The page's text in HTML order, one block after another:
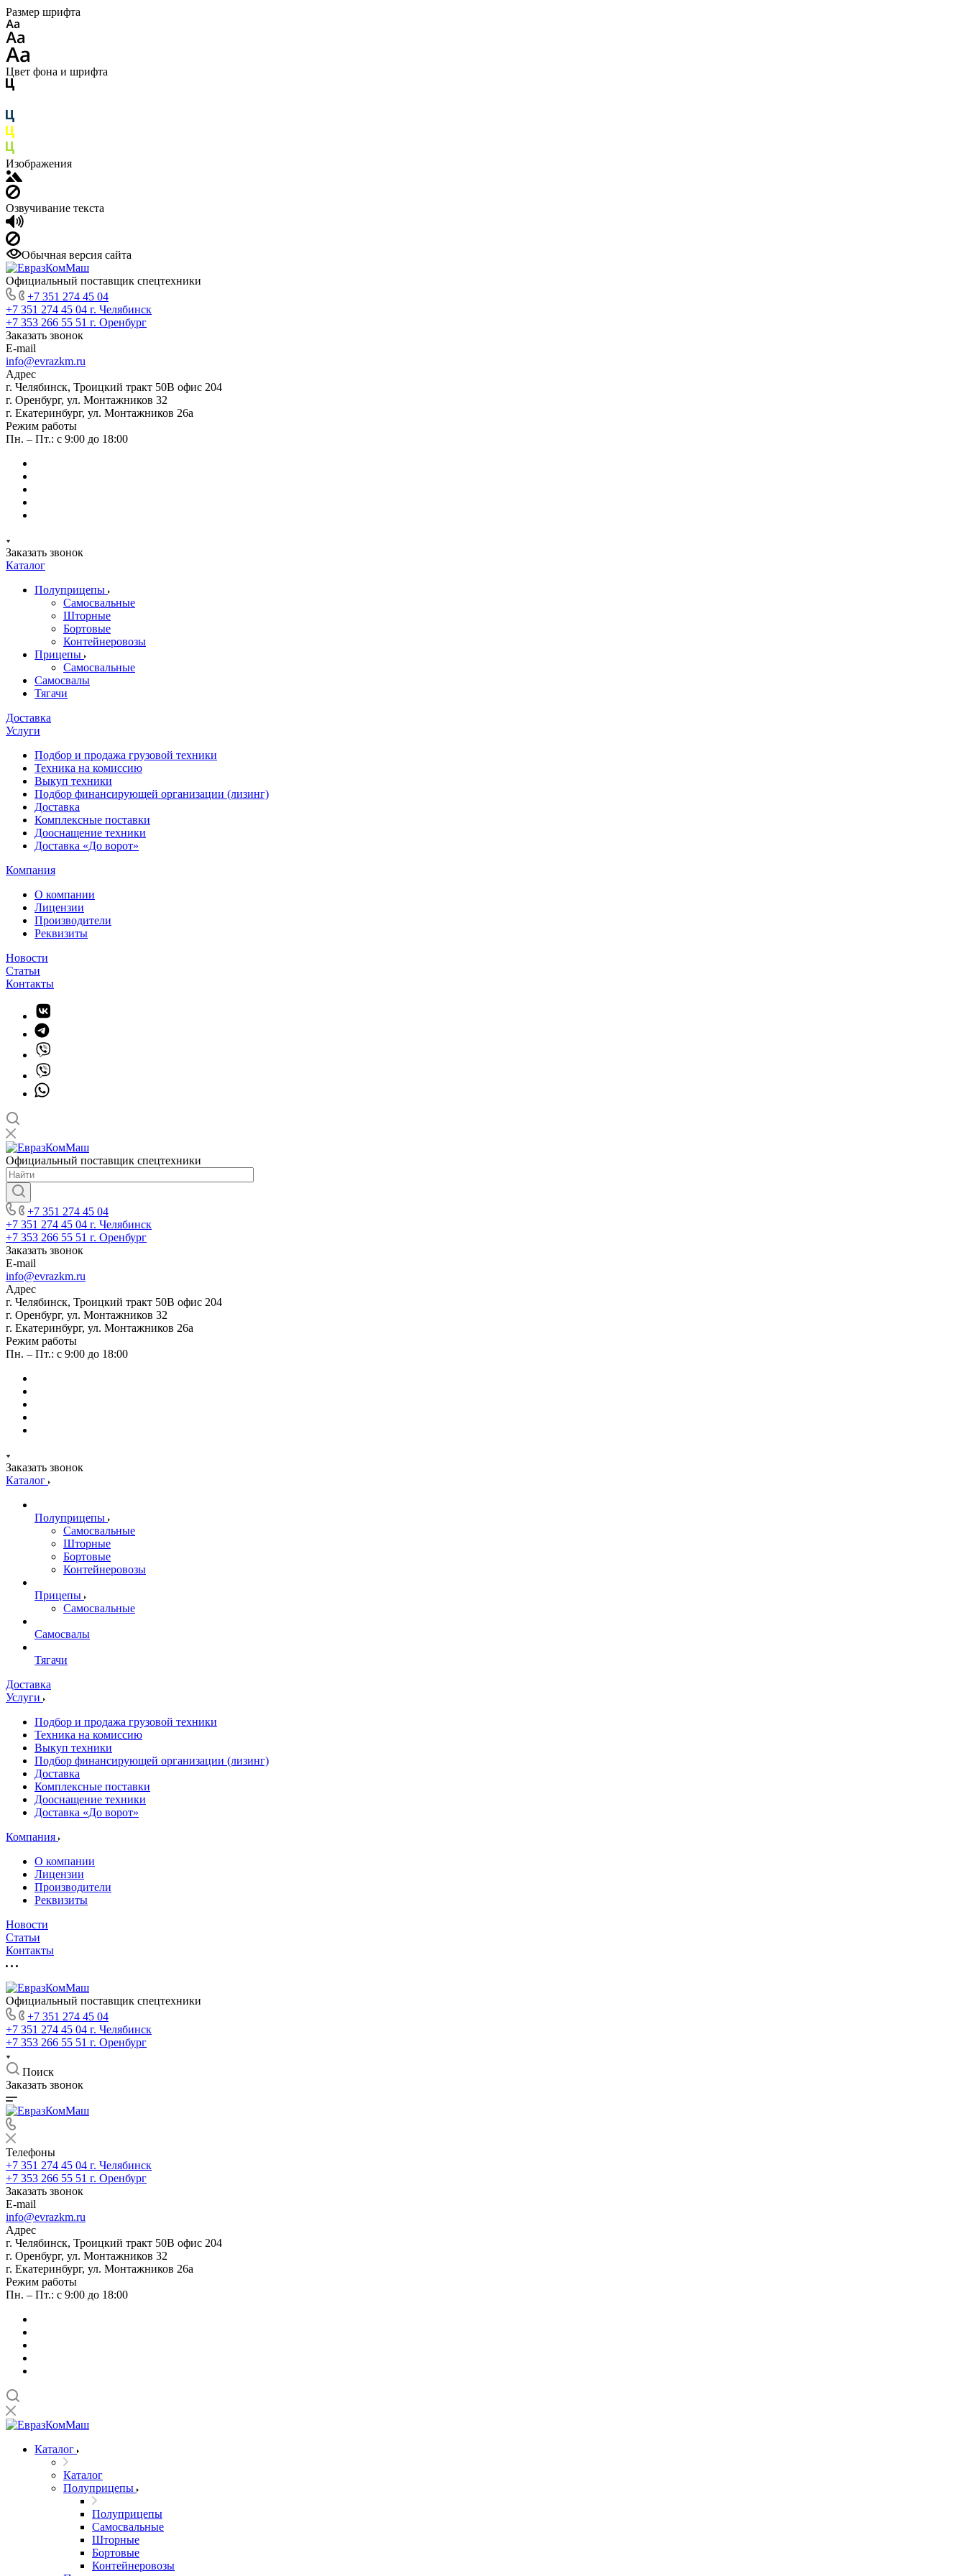
Размер шрифта
Цвет фона и шрифта
Изображения
Озвучивание текста
Обычная версия сайта
Официальный поставщик спецтехники
+7 351 274 45 04
+7 351 274 45 04 г. Челябинск
+7 353 266 55 51 г. Оренбург
Заказать звонок
E-mail
info@evrazkm.ru
Адрес
г. Челябинск, Троицкий тракт 50В офис 204
г. Оренбург, ул. Монтажников 32
г. Екатеринбург, ул. Монтажников 26а
Режим работы
Пн. – Пт.: с 9:00 до 18:00
Заказать звонок
Каталог
Полуприцепы
Самосвальные
Шторные
Бортовые
Контейнеровозы
Прицепы
Самосвальные
Самосвалы
Тягачи
Доставка
Услуги
Подбор и продажа грузовой техники
Техника на комиссию
Выкуп техники
Подбор финансирующей организации (лизинг)
Доставка
Комплексные поставки
Дооснащение техники
Доставка «До ворот»
Компания
О компании
Лицензии
Производители
Реквизиты
Новости
Статьи
Контакты
Официальный поставщик спецтехники
+7 351 274 45 04
+7 351 274 45 04 г. Челябинск
+7 353 266 55 51 г. Оренбург
Заказать звонок
E-mail
info@evrazkm.ru
Адрес
г. Челябинск, Троицкий тракт 50В офис 204
г. Оренбург, ул. Монтажников 32
г. Екатеринбург, ул. Монтажников 26а
Режим работы
Пн. – Пт.: с 9:00 до 18:00
Заказать звонок
Каталог
Полуприцепы
Самосвальные
Шторные
Бортовые
Контейнеровозы
Прицепы
Самосвальные
Самосвалы
Тягачи
Доставка
Услуги
Подбор и продажа грузовой техники
Техника на комиссию
Выкуп техники
Подбор финансирующей организации (лизинг)
Доставка
Комплексные поставки
Дооснащение техники
Доставка «До ворот»
Компания
О компании
Лицензии
Производители
Реквизиты
Новости
Статьи
Контакты
Официальный поставщик спецтехники
+7 351 274 45 04
+7 351 274 45 04 г. Челябинск
+7 353 266 55 51 г. Оренбург
Поиск
Заказать звонок
Телефоны
+7 351 274 45 04 г. Челябинск
+7 353 266 55 51 г. Оренбург
Заказать звонок
E-mail
info@evrazkm.ru
Адрес
г. Челябинск, Троицкий тракт 50В офис 204
г. Оренбург, ул. Монтажников 32
г. Екатеринбург, ул. Монтажников 26а
Режим работы
Пн. – Пт.: с 9:00 до 18:00
Каталог
Каталог
Полуприцепы
Полуприцепы
Самосвальные
Шторные
Бортовые
Контейнеровозы